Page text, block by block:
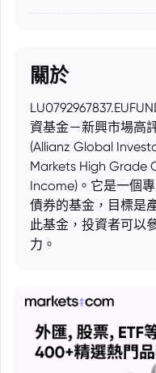
關於
資基金－新興市場高
(Allianz Global
Markets High Grade
Income)。它是一個
債券的基金，目標是
此基金，投資者可以
力。